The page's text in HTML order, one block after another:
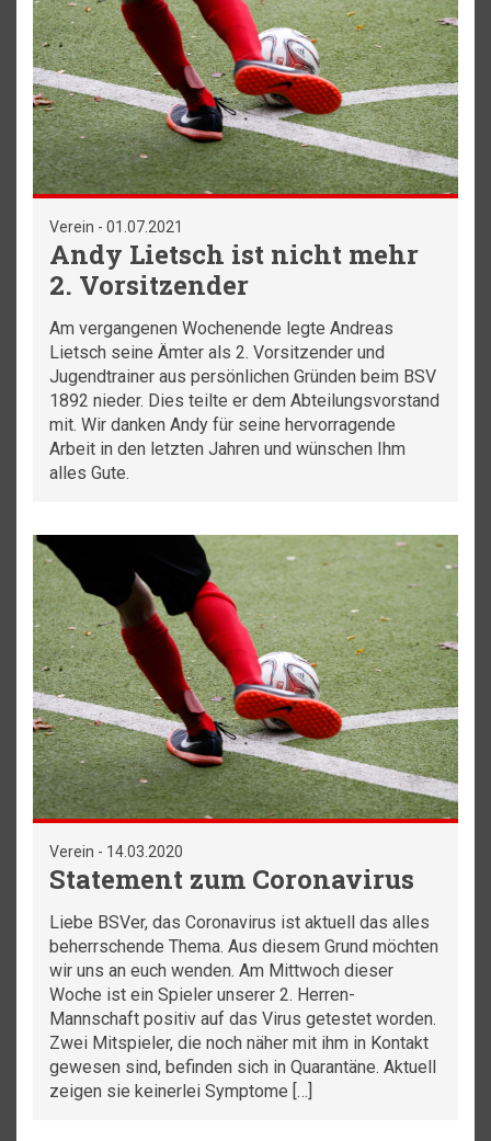
Verein - 01.07.2021
Andy Lietsch ist nicht mehr
2. Vorsitzender
Am vergangenen Wochenende legte Andreas
Lietsch seine Ämter als 2. Vorsitzender und
Jugendtrainer aus persönlichen Gründen beim BSV
1892 nieder. Dies teilte er dem Abteilungsvorstand
mit. Wir danken Andy für seine hervorragende
Arbeit in den letzten Jahren und wünschen Ihm
alles Gute.
Verein - 14.03.2020
Statement zum Coronavirus
Liebe BSVer, das Coronavirus ist aktuell das alles
beherrschende Thema. Aus diesem Grund möchten
wir uns an euch wenden. Am Mittwoch dieser
Woche ist ein Spieler unserer 2. Herren-
Mannschaft positiv auf das Virus getestet worden.
Zwei Mitspieler, die noch näher mit ihm in Kontakt
gewesen sind, befinden sich in Quarantäne. Aktuell
zeigen sie keinerlei Symptome […]